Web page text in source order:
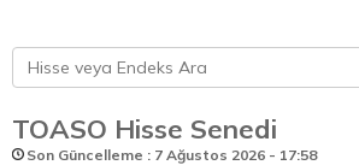
TOASO Hisse Senedi
Son Güncelleme : 7 Ağustos 2026 - 17:58